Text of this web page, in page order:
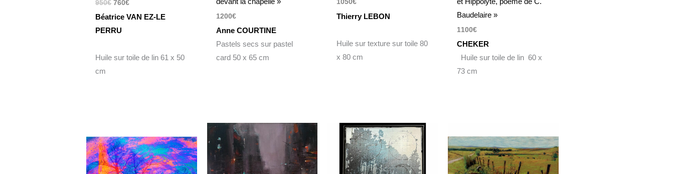
950€ 760€
Béatrice VAN EZ-LE
PERRU
Huile sur toile de lin 61 x 50
cm
1200€
Anne COURTINE
Pastels secs sur pastel
card 50 x 65 cm
1050€
Thierry LEBON
Huile sur texture sur toile 80
x 80 cm
Baudelaire »
1100€
CHEKER
Huile sur toile de lin 60 x
73 cm
de
prix :
105€
à
180€